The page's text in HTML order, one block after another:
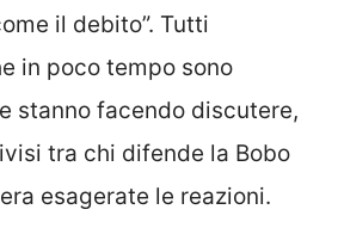
il debito”. Tutti
in poco tempo sono
stanno facendo discutere,
tra chi difende la Bobo
esagerate le reazioni.